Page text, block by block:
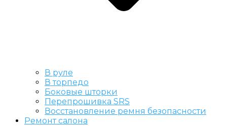
В руле
В торпедо
Боковые шторки
Перепрошивка SRS
Восстановление ремня безопасности
Ремонт салона